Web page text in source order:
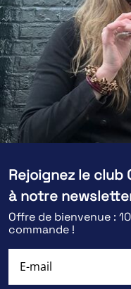
Rejoignez le club
à notre
Offre de bienvenue :
commande !